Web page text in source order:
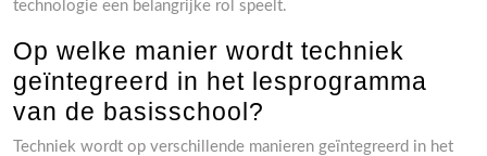
technologie een belangrijke rol speelt.
Op welke manier wordt techniek
geïntegreerd in het lesprogramma
van de basisschool?
Techniek wordt op verschillende manieren geïntegreerd in het